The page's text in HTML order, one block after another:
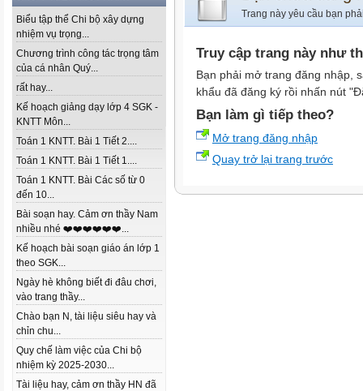
Biểu tập thể Chi bộ xây dựng
nhiệm vụ trọng...
Chương trình công tác trọng tâm
của cá nhân Quý...
rất hay...
Kế hoạch giảng dạy lớp 4 SGK -
KNTT Môn...
Toán 1 KNTT. Bài 1 Tiết 2....
Toán 1 KNTT. Bài 1 Tiết 1....
Toán 1 KNTT. Bài Các số từ 0
đến 10...
Bài soạn hay. Cảm ơn thầy Nam
nhiều nhé ❤️❤️❤️❤️❤️❤️...
Kế hoạch bài soạn giáo án lớp 1
theo SGK...
Ngày hè không biết đi đâu chơi,
vào trang thầy...
Chào bạn N, tài liệu siêu hay và
chỉn chu...
Quy chế làm việc của Chi bộ
nhiệm kỳ 2025-2030...
Tài liệu hay, cảm ơn thầy HN đã
Trang này yêu cầu bạn
Truy cập trang này như
Bạn phải mở trang đăng nhập,
khẩu đã đăng ký rồi nhấn nút
Bạn làm gì tiếp theo?
Mở trang đăng nhập
Quay trở lại trang trước